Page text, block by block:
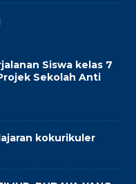
Siswa kelas 7
Sekolah Anti
kokurikuler